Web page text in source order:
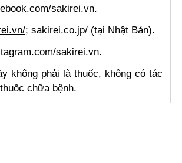
sakirei.vn.
; sakirei.co.jp/ (tại Nhật Bản).
sakirei.vn.
không phải là thuốc, không có tác
chữa bệnh.